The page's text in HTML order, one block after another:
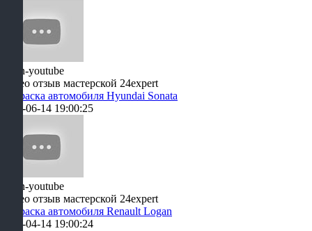
Видео отзыв мастерской 24expert
Покраска автомобиля Hyundai Sonata
2021-06-14 19:00:25
Видео отзыв мастерской 24expert
Покраска автомобиля Renault Logan
2021-04-14 19:00:24